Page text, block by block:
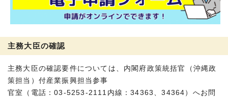
主務大臣の確認
主務大臣の確認要件については、内閣府政策統括官（沖縄政
策担当）付産業振興担当参事
官室（電話：03-5253-2111内線：34363、34364）へお問